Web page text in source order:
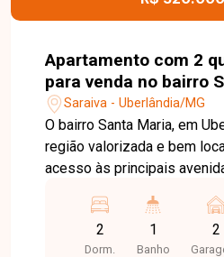
Apartamento com 2
para venda no bairro
Uberlândia-MG
Saraiva - Uberlândia/MG
O bairro Santa Maria, em
região valorizada e bem
acesso às principais
restaurantes e diversos
praticidade, conforto e
2
Dorm.
1
Banho
2